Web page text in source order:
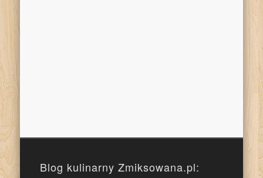
Blog kulinarny Zmiksowana.pl: